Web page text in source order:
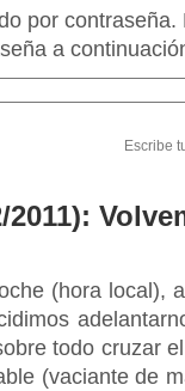
por
a
Escribe
2011):
(hora local),
todo cruzar
(vaciante de